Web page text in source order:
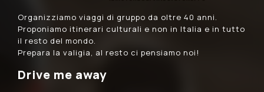
Organizziamo viaggi di gruppo da oltre 40 anni.
Proponiamo itinerari culturali e non in Italia e in tutto
il resto del mondo.
Prepara la valigia, al resto ci pensiamo noi!
Drive me away